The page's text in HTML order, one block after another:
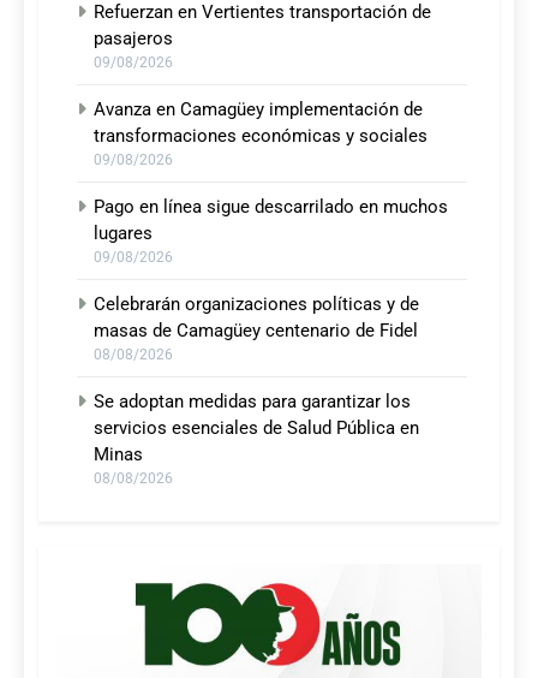
Refuerzan en Vertientes transportación de
pasajeros
09/08/2026
Avanza en Camagüey implementación de
transformaciones económicas y sociales
09/08/2026
Pago en línea sigue descarrilado en muchos
lugares
09/08/2026
Celebrarán organizaciones políticas y de
masas de Camagüey centenario de Fidel
08/08/2026
Se adoptan medidas para garantizar los
servicios esenciales de Salud Pública en
Minas
08/08/2026